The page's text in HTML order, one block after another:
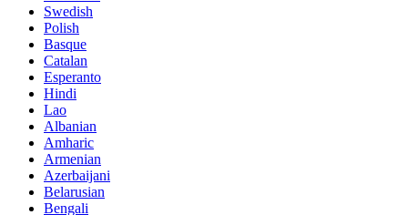
Swedish
Polish
Basque
Catalan
Esperanto
Hindi
Lao
Albanian
Amharic
Armenian
Azerbaijani
Belarusian
Bengali